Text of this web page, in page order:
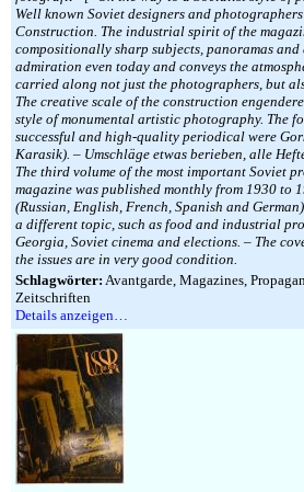
Well known Soviet designers and
Construction. The industrial spirit of the
compositionally sharp subjects, panoramas and
admiration even today and conveys the
carried along not just the photographers, but
The creative scale of the construction
style of monumental artistic photography. The
successful and high-quality periodical were
Karasik). – Umschläge etwas berieben, alle
The third volume of the most important Soviet
magazine was published monthly from 1930 to
(Russian, English, French, Spanish and
a different topic, such as food and industrial
Georgia, Soviet cinema and elections. – The
the issues are in very good condition.
Schlagwörter: Avantgarde, Magazines,
Zeitschriften
Details anzeigen…